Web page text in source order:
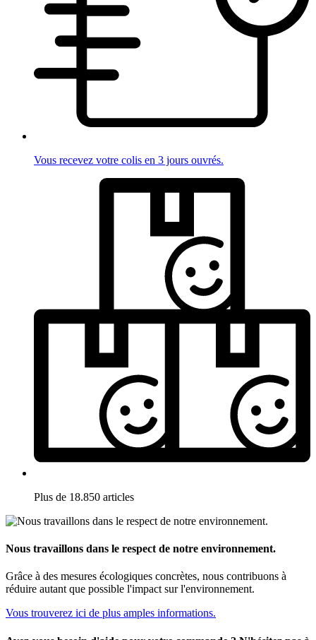
Vous recevez votre colis en 3 jours ouvrés.
Plus de 18.850 articles
Nous travaillons dans le respect de notre environnement.
Grâce à des mesures écologiques concrètes, nous contribuons à
réduire autant que possible l'impact sur l'environnement.
Vous trouverez ici de plus amples informations.